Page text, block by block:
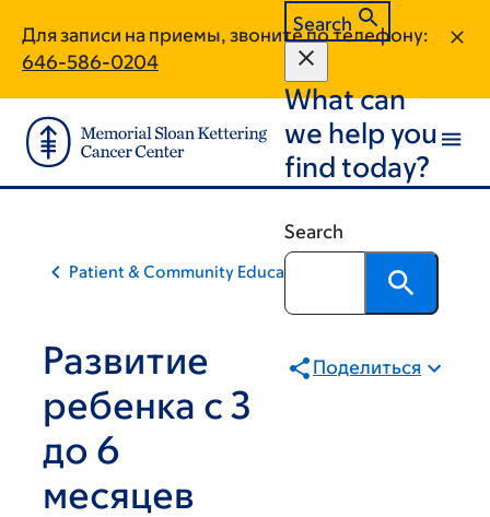
main
content
footer
Для записи на приемы, звоните по телефону:
646-586-0204
Search
What can
we help you
find today?
Search
Patient & Community Education
Развитие
ребенка с 3
до 6
месяцев
Поделиться